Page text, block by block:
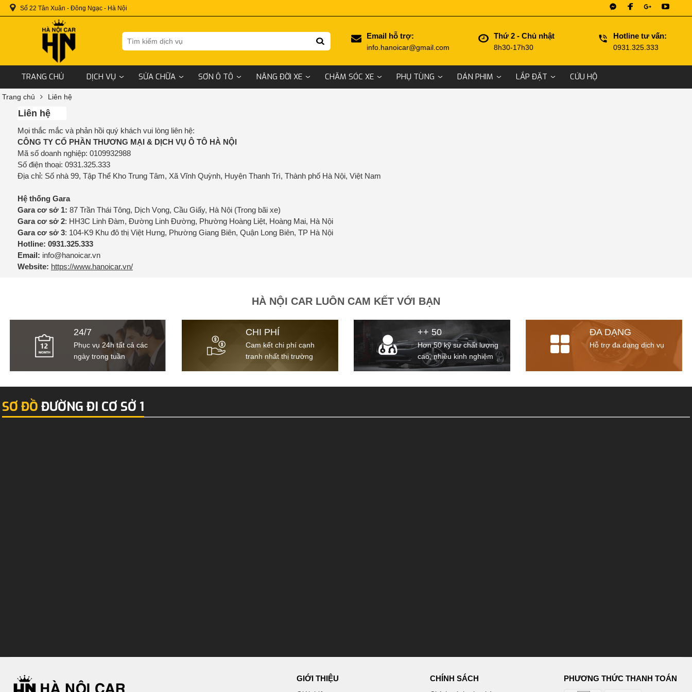
Số 22 Tân Xuân - Đông Ngạc - Hà Nội
Email hỗ trợ:
info.hanoicar@gmail.com
Thứ 2 - Chủ nhật
8h30-17h30
Hotline tư vấn:
0931.325.333
TRANG CHỦ DỊCH VỤ SỬA CHỮA SƠN Ô TÔ NÂNG ĐỜI XE CHĂM SÓC XE PHỤ TÙNG DÁN PHIM LẮP ĐẶT CỨU HỘ
Trang chủ Liên hệ
Liên hệ
Mọi thắc mắc và phản hồi quý khách vui lòng liên hệ:
CÔNG TY CỔ PHẦN THƯƠNG MẠI & DỊCH VỤ Ô TÔ HÀ NỘI
Mã số doanh nghiệp: 0109932988
Số điện thoại: 0931.325.333
Địa chỉ: Số nhà 99, Tập Thể Kho Trung Tâm, Xã Vĩnh Quỳnh, Huyện Thanh Trì, Thành phố Hà Nội, Việt Nam
Hệ thống Gara
Gara cơ sở 1: 87 Trần Thái Tông, Dịch Vọng, Cầu Giấy, Hà Nội (Trong bãi xe)
Gara cơ sở 2: HH3C Linh Đàm, Đường Linh Đường, Phường Hoàng Liệt, Hoàng Mai, Hà Nội
Gara cơ sở 3: 104-K9 Khu đô thị Việt Hưng, Phường Giang Biên, Quận Long Biên, TP Hà Nội
Hotline: 0931.325.333
Email: info@hanoicar.vn
Website: https://www.hanoicar.vn/
HÀ NỘI CAR LUÔN CAM KẾT VỚI BẠN
24/7
Phục vụ 24h tất cả các
ngày trong tuần
CHI PHÍ
Cam kết chi phí cạnh
tranh nhất thị trường
++ 50
Hơn 50 kỹ sư chất lượng
cao, nhiều kinh nghiệm
ĐA DẠNG
Hỗ trợ đa dạng dịch vụ
SƠ ĐỒ ĐƯỜNG ĐI CƠ SỞ 1
GIỚI THIỆU CHÍNH SÁCH PHƯƠNG THỨC THANH TOÁN